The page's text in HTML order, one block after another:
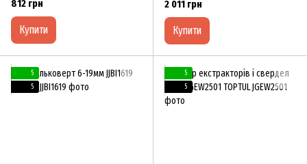
812 грн
Купити
2 011 грн
Купити
5
5
5
5